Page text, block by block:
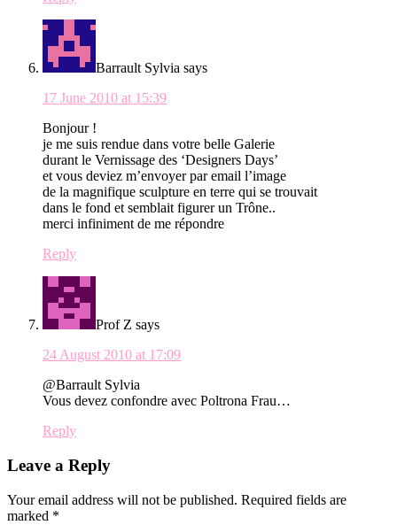
Barrault Sylvia says
17 June 2010 at 15:39
Bonjour !
je me suis rendue dans votre belle Galerie
durant le Vernissage des ‘Designers Days’
et vous deviez m’envoyer par email l’image
de la magnifique sculpture en terre qui se trouvait
dans le fond et semblait figurer un Trône..
merci infiniment de me répondre
Reply
Prof Z says
24 August 2010 at 17:09
@Barrault Sylvia
Vous devez confondre avec Poltrona Frau…
Reply
Leave a Reply
Your email address will not be published. Required fields are
marked *